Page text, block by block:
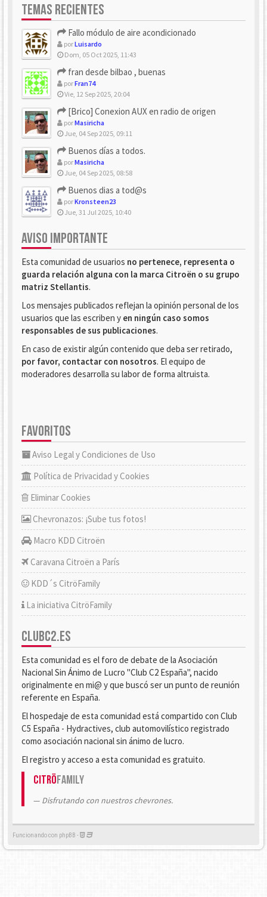
TEMAS RECIENTES
Fallo módulo de aire acondicionado
porLuisardo
Dom, 05 Oct 2025, 11:43
fran desde bilbao , buenas
porFran74
Vie, 12 Sep 2025, 20:04
[Brico] Conexion AUX en radio de origen
porMasiricha
Jue, 04 Sep 2025, 09:11
Buenos días a todos.
porMasiricha
Jue, 04 Sep 2025, 08:58
Buenos dias a tod@s
porKronsteen23
Jue, 31 Jul 2025, 10:40
AVISO IMPORTANTE
Esta comunidad de usuarios no pertenece, representa o
guarda relación alguna con la marca Citroën o su grupo
matriz Stellantis.
Los mensajes publicados reflejan la opinión personal de los
usuarios que las escriben y en ningún caso somos
responsables de sus publicaciones.
En caso de existir algún contenido que deba ser retirado,
por favor, contactar con nosotros. El equipo de
moderadores desarrolla su labor de forma altruista.
FAVORITOS
Aviso Legal y Condiciones de Uso
Política de Privacidad y Cookies
Eliminar Cookies
Chevronazos: ¡Sube tus fotos!
Macro KDD Citroën
Caravana Citroën a París
KDD´s CitröFamily
La iniciativa CitröFamily
CLUBC2.ES
Esta comunidad es el foro de debate de la Asociación
Nacional Sin Ánimo de Lucro "Club C2 España", nacido
originalmente en mi@ y que buscó ser un punto de reunión
referente en España.
El hospedaje de esta comunidad está compartido con Club
C5 España - Hydractives, club automovilístico registrado
como asociación nacional sin ánimo de lucro.
El registro y acceso a esta comunidad es gratuito.
CitröFamily
Disfrutando con nuestros chevrones.
Funcionando con phpBB -